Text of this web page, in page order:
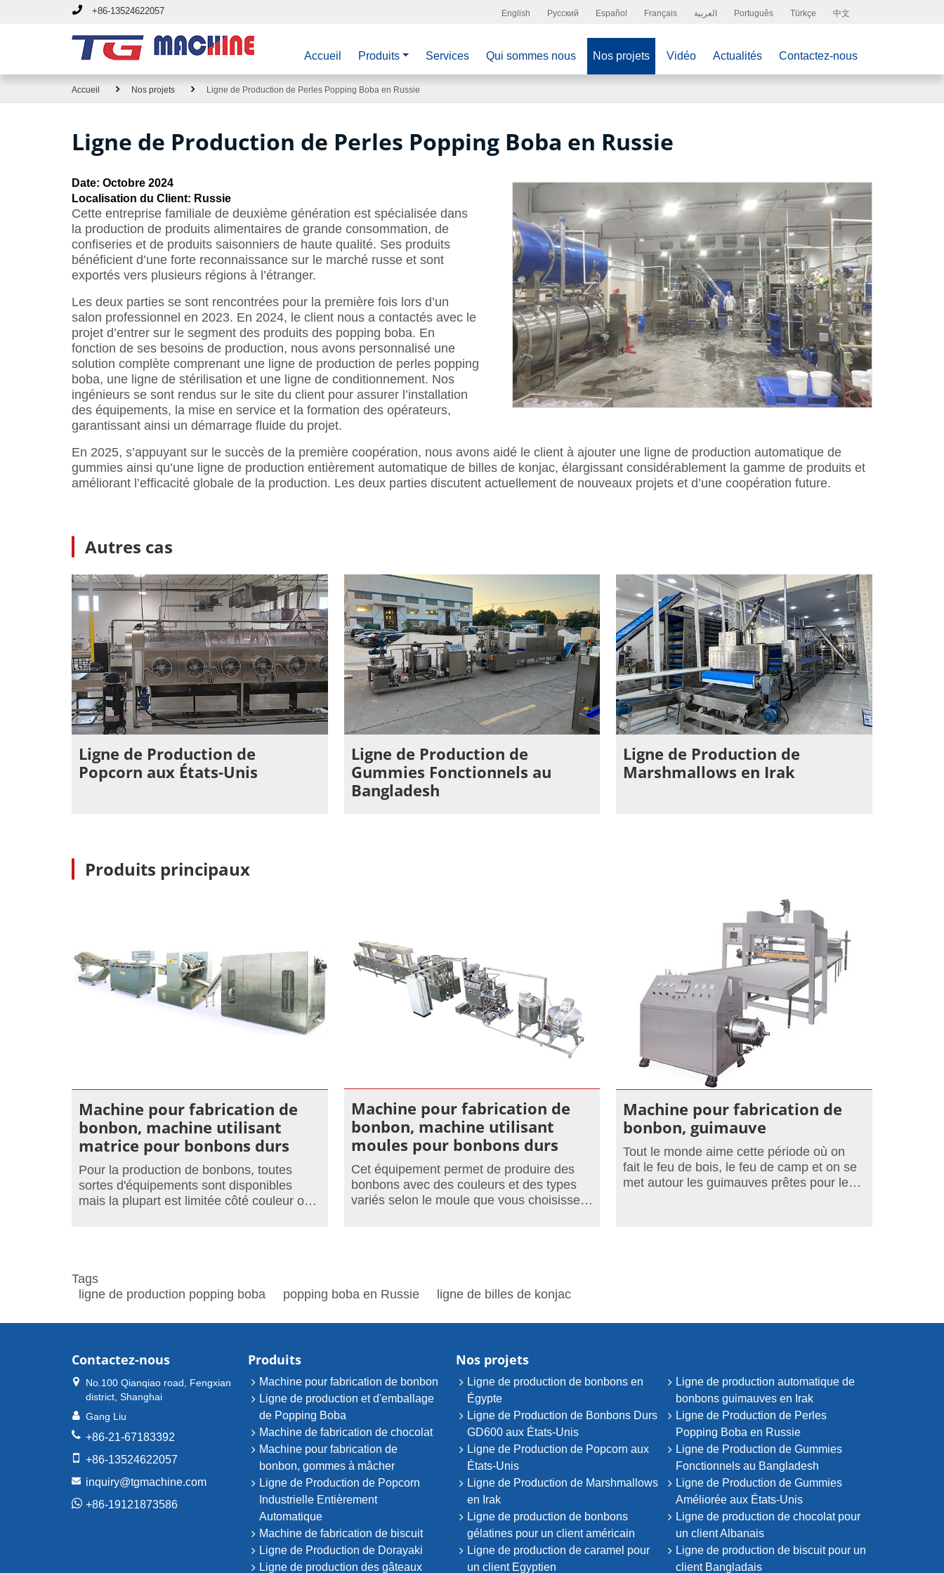
+86-13524622057 English Русский Español Français العربية Português Türkçe 中文
Accueil Produits Services Qui sommes nous Nos projets Vidéo Actualités Contactez-nous
Accueil Nos projets Ligne de Production de Perles Popping Boba en Russie
Ligne de Production de Perles Popping Boba en Russie
Date: Octobre 2024
Localisation du Client: Russie
Cette entreprise familiale de deuxième génération est spécialisée dans
la production de produits alimentaires de grande consommation, de
confiseries et de produits saisonniers de haute qualité. Ses produits
bénéficient d’une forte reconnaissance sur le marché russe et sont
exportés vers plusieurs régions à l’étranger.
Les deux parties se sont rencontrées pour la première fois lors d’un
salon professionnel en 2023. En 2024, le client nous a contactés avec le
projet d’entrer sur le segment des produits des popping boba. En
fonction de ses besoins de production, nous avons personnalisé une
solution complète comprenant une ligne de production de perles popping
boba, une ligne de stérilisation et une ligne de conditionnement. Nos
ingénieurs se sont rendus sur le site du client pour assurer l’installation
des équipements, la mise en service et la formation des opérateurs,
garantissant ainsi un démarrage fluide du projet.
En 2025, s’appuyant sur le succès de la première coopération, nous avons aidé le client à ajouter une ligne de production automatique de
gummies ainsi qu’une ligne de production entièrement automatique de billes de konjac, élargissant considérablement la gamme de produits et
améliorant l’efficacité globale de la production. Les deux parties discutent actuellement de nouveaux projets et d’une coopération future.
Autres cas
Ligne de Production de
Popcorn aux États-Unis
Ligne de Production de
Gummies Fonctionnels au
Bangladesh
Ligne de Production de
Marshmallows en Irak
Produits principaux
Machine pour fabrication de
bonbon, machine utilisant
matrice pour bonbons durs
Pour la production de bonbons, toutes
sortes d'équipements sont disponibles
mais la plupart est limitée côté couleur ou
Machine pour fabrication de
bonbon, machine utilisant
moules pour bonbons durs
Cet équipement permet de produire des
bonbons avec des couleurs et des types
variés selon le moule que vous choisissez
Machine pour fabrication de
bonbon, guimauve
Tout le monde aime cette période où on
fait le feu de bois, le feu de camp et on se
met autour les guimauves prêtes pour le
Tags
ligne de production popping boba
popping boba en Russie ligne de billes de konjac
Contactez-nous
No.100 Qianqiao road, Fengxian
district, Shanghai
Gang Liu
+86-21-67183392
+86-13524622057
inquiry@tgmachine.com
+86-19121873586
Produits
Machine pour fabrication de bonbon
Ligne de production et d'emballage
de Popping Boba
Machine de fabrication de chocolat
Machine pour fabrication de
bonbon, gommes à mâcher
Ligne de Production de Popcorn
Industrielle Entièrement
Automatique
Machine de fabrication de biscuit
Ligne de Production de Dorayaki
Ligne de production des gâteaux
Nos projets
Ligne de production de bonbons en
Égypte
Ligne de production automatique de
bonbons guimauves en Irak
Ligne de Production de Bonbons Durs
GD600 aux États-Unis
Ligne de Production de Perles
Popping Boba en Russie
Ligne de Production de Popcorn aux
États-Unis
Ligne de Production de Gummies
Fonctionnels au Bangladesh
Ligne de Production de Marshmallows
en Irak
Ligne de Production de Gummies
Améliorée aux États-Unis
Ligne de production de bonbons
gélatines pour un client américain
Ligne de production de chocolat pour
un client Albanais
Ligne de production de caramel pour
un client Egyptien
Ligne de production de biscuit pour un
client Bangladais